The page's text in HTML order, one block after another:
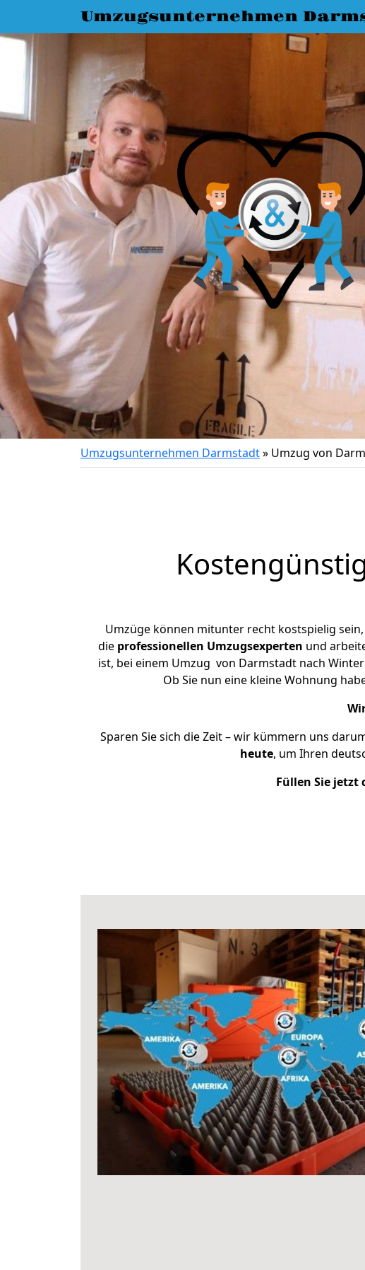
Umzugsunternehmen
Umzugsunternehmen Darmstadt» Umzug von
Umzüge können mitunter recht kostspielig
die professionellen Umzugsexperten und
ist, bei einem Umzug von Darmstadt nach
Ob Sie nun eine kleine Wohnung
Sparen Sie sich die Zeit – wir kümmern uns
heute, um Ihren
Füllen Sie jetzt